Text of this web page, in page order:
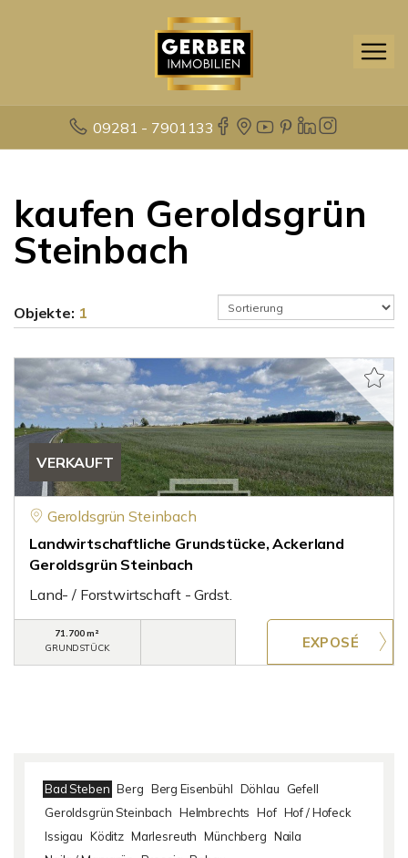
09281 - 7901133
kaufen Geroldsgrün
Steinbach
Objekte: 1
VERKAUFT
Geroldsgrün Steinbach
Landwirtschaftliche Grundstücke, Ackerland
Geroldsgrün Steinbach
Land- / Forstwirtschaft - Grdst.
71.700 m²
GRUNDSTÜCK
Bad Steben Berg Berg Eisenbühl Döhlau
Gefell
Geroldsgrün Steinbach Helmbrechts Hof Hof / Hofeck
Issigau Köditz Marlesreuth Münchberg Naila